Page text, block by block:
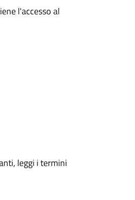
l'accesso al
leggi i termini